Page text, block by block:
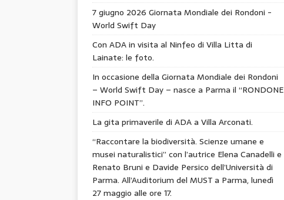
7 giugno 2026 Giornata Mondiale dei Rondoni -
World Swift Day
Con ADA in visita al Ninfeo di Villa Litta di
Lainate: le foto.
In occasione della Giornata Mondiale dei Rondoni
– World Swift Day – nasce a Parma il “RONDONE
INFO POINT”.
La gita primaverile di ADA a Villa Arconati.
“Raccontare la biodiversità. Scienze umane e
musei naturalistici” con l’autrice Elena Canadelli e
Renato Bruni e Davide Persico dell’Università di
Parma. All’Auditorium del MUST a Parma, lunedì
27 maggio alle ore 17.